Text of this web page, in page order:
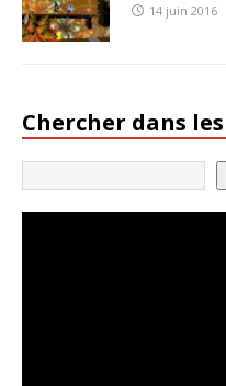
14 juin 2016
Chercher dans